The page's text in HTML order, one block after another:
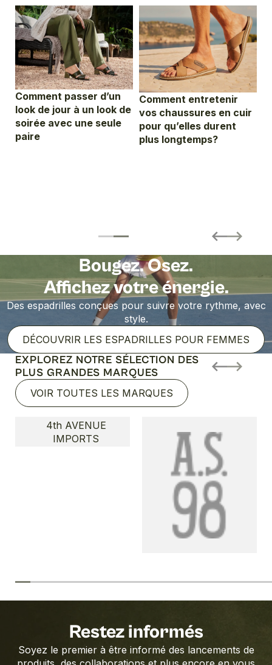
Comment passer d’un
look de jour à un look de
soirée avec une seule
paire
Comment entretenir
vos chaussures en cuir
pour qu’elles durent
plus longtemps?
Bougez. Osez.
Affichez votre énergie.
Des espadrilles conçues pour suivre votre rythme, avec
style.
DÉCOUVRIR LES ESPADRILLES POUR FEMMES
EXPLOREZ NOTRE SÉLECTION DES
PLUS GRANDES MARQUES
VOIR TOUTES LES MARQUES
4th AVENUE
IMPORTS
Restez informés
Soyez le premier à être informé des lancements de